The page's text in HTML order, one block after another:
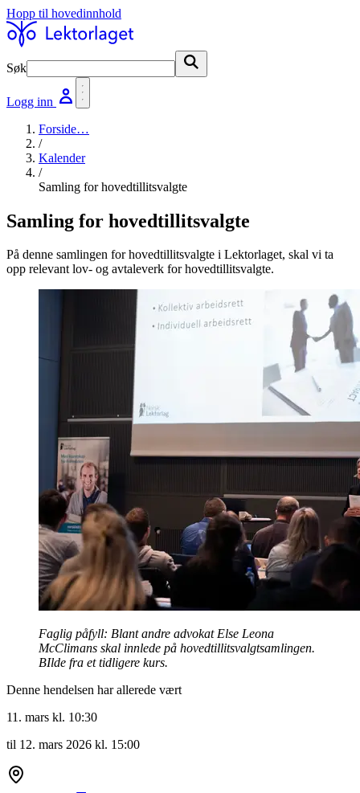
Hopp til hovedinnhold
Søk
Logg inn
Forside…
/
Kalender
/
Samling for hovedtillitsvalgte
Samling for hovedtillitsvalgte
På denne samlingen for hovedtillitsvalgte i Lektorlaget, skal vi ta
opp relevant lov- og avtaleverk for hovedtillitsvalgte.
Faglig påfyll: Blant andre advokat Else Leona
McClimans skal innlede på hovedtillitsvalgtsamlingen.
BIlde fra et tidligere kurs.
Denne hendelsen har allerede vært
11. mars kl. 10:30
til 12. mars 2026 kl. 15:00